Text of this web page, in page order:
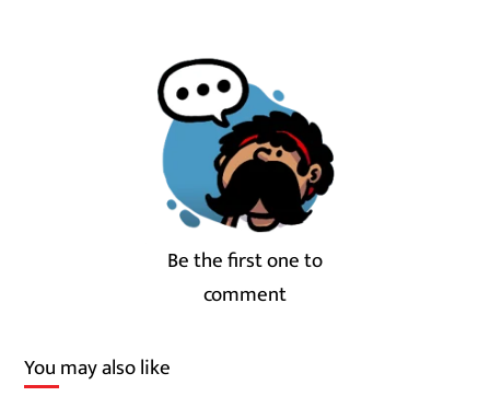
Be the first one to
comment
You may also like